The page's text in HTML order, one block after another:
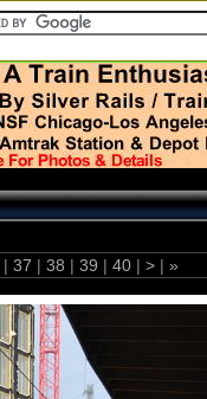
| 37 | 38 | 39 | 40 | > | »